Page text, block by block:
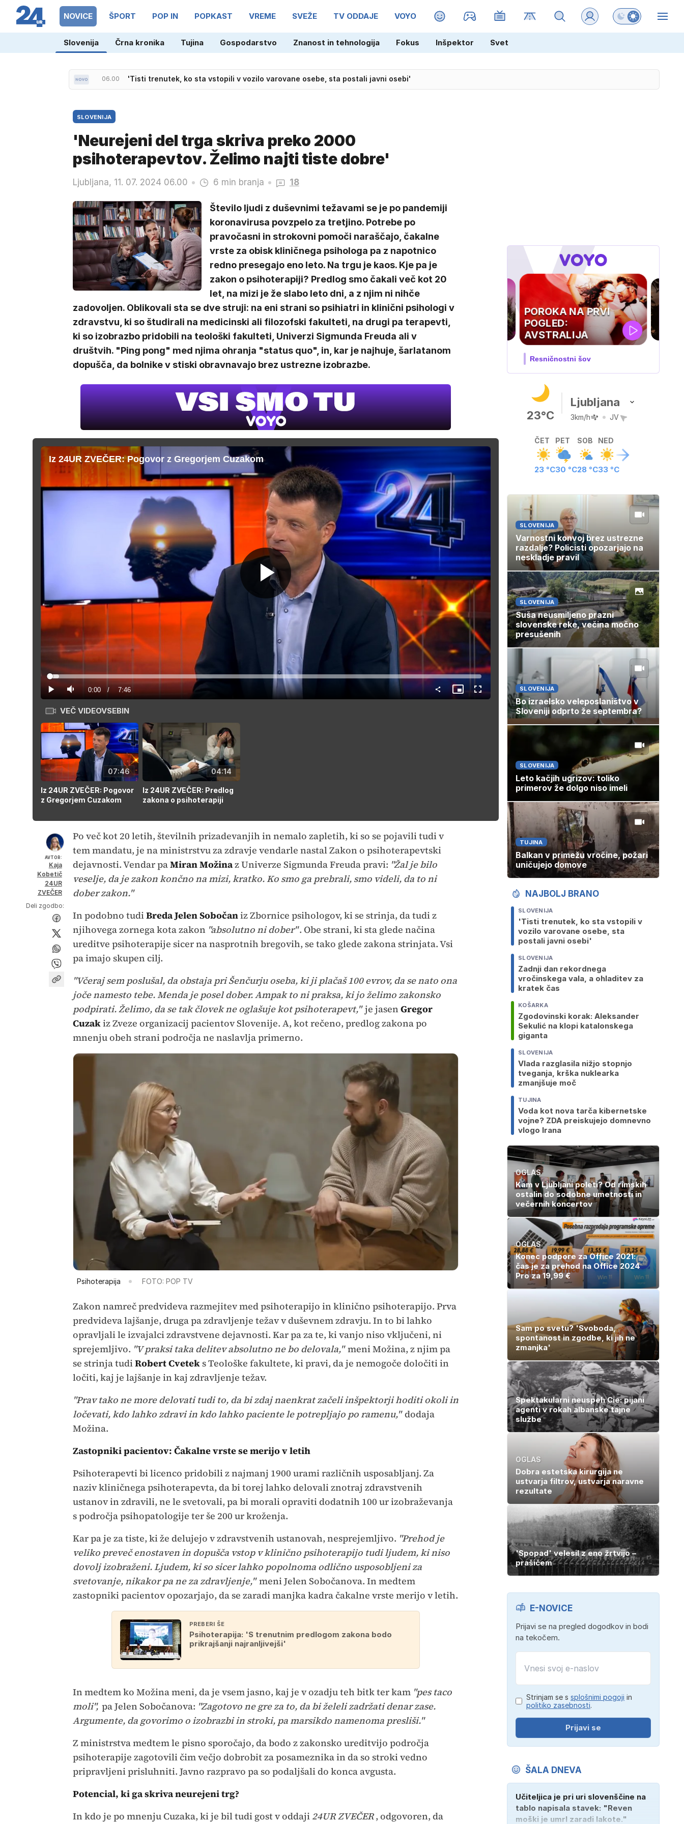
NOVICE ŠPORT POP IN POPKAST VREME SVEŽE TV ODDAJE VOYO MAGAZIN Preklopi barvni
Slovenija Črna kronika Tujina Gospodarstvo Znanost in tehnologija Fokus Inšpektor Svet
06.23 Strelski napad, pred hišo našli tri smrtne žrtve
SLOVENIJA
'Neurejeni del trga skriva preko 2000
psihoterapevtov. Želimo najti tiste dobre'
Ljubljana, 11. 07. 2024 06.00 6 min branja 18
Število ljudi z duševnimi težavami se je po pandemiji
koronavirusa povzpelo za tretjino. Potrebe po
pravočasni in strokovni pomoči naraščajo, čakalne
vrste za obisk kliničnega psihologa pa z napotnico
redno presegajo eno leto. Na trgu je kaos. Kje pa je
zakon o psihoterapiji? Predlog smo čakali več kot 20
let, na mizi je že slabo leto dni, a z njim ni nihče
zadovoljen. Oblikovali sta se dve struji: na eni strani so psihiatri in klinični psihologi v
zdravstvu, ki so študirali na medicinski ali filozofski fakulteti, na drugi pa terapevti,
ki so izobrazbo pridobili na teološki fakulteti, Univerzi Sigmunda Freuda ali v
društvih. "Ping pong" med njima ohranja "status quo", in, kar je najhuje, šarlatanom
dopušča, da bolnike v stiski obravnavajo brez ustrezne izobrazbe.
Iz 24UR ZVEČER: Pogovor z Gregorjem Cuzakom
Predvajaj
PredvajajTiho Current
Time
0:00 / Duration
7:46
Loaded:
2.13%
Slika
v
Celozaslonski
način
VEČ VIDEOVSEBIN
07:46
Iz 24UR ZVEČER: Pogovor
z Gregorjem Cuzakom
04:14
Iz 24UR ZVEČER: Predlog
zakona o psihoterapiji
AVTOR:
Kaja
Kobetič
24UR
ZVEČER
Deli zgodbo:
Po več kot 20 letih, številnih prizadevanjih in nemalo zapletih, ki so se pojavili tudi v
tem mandatu, je na ministrstvu za zdravje vendarle nastal Zakon o psihoterapevtski
dejavnosti. Vendar paMiran Možinaz Univerze Sigmunda Freuda pravi: "Žal je bilo
veselje, da je zakon končno na mizi, kratko. Ko smo ga prebrali, smo videli, da to ni
dober zakon."
In podobno tudiBreda Jelen Sobočaniz Zbornice psihologov, ki se strinja, da tudi z
njihovega zornega kota zakon "absolutno ni dober". Obe strani, ki sta glede načina
ureditve psihoterapije sicer na nasprotnih bregovih, se tako glede zakona strinjata. Vsi
pa imajo skupen cilj.
"Včeraj sem poslušal, da obstaja pri Šenčurju oseba, ki ji plačaš 100 evrov, da se nato ona
joče namesto tebe. Menda je posel dober. Ampak to ni praksa, ki jo želimo zakonsko
podpirati. Želimo, da se tak človek ne oglašuje kot psihoterapevt,"je jasenGregor
Cuzakiz Zveze organizacij pacientov Slovenije. A, kot rečeno, predlog zakona po
mnenju obeh strani področja ne naslavlja primerno.
Psihoterapija FOTO: POP TV
Zakon namreč predvideva razmejitev med psihoterapijo in klinično psihoterapijo. Prva
predvideva lajšanje, druga pa zdravljenje težav v duševnem zdravju. In to bi lahko
opravljali le izvajalci zdravstvene dejavnosti. Kar pa za te, ki vanjo niso vključeni, ni
sprejemljivo. "V praksi taka delitev absolutno ne bo delovala,"meni Možina, z njim pa
se strinja tudiRobert Cveteks Teološke fakultete, ki pravi, da je nemogoče določiti in
ločiti, kaj je lajšanje in kaj zdravljenje težav.
"Prav tako ne more delovati tudi to, da bi zdaj naenkrat začeli inšpektorji hoditi okoli in
ločevati, kdo lahko zdravi in kdo lahko paciente le potrepljajo po ramenu,"dodaja
Možina.
Zastopniki pacientov: Čakalne vrste se merijo v letih
Psihoterapevti bi licenco pridobili z najmanj 1900 urami različnih usposabljanj. Za
naziv kliničnega psihoterapevta, da bi torej lahko delovali znotraj zdravstvenih
ustanov in zdravili, ne le svetovali, pa bi morali opraviti dodatnih 100 ur izobraževanja
s področja psihopatologije ter še 200 ur kroženja.
Kar pa je za tiste, ki že delujejo v zdravstvenih ustanovah, nesprejemljivo. "Prehod je
veliko preveč enostaven in dopušča vstop v klinično psihoterapijo tudi ljudem, ki niso
dovolj izobraženi. Ljudem, ki so sicer lahko popolnoma odlično usposobljeni za
svetovanje, nikakor pa ne za zdravljenje,"meni Jelen Sobočanova. In medtem
zastopniki pacientov opozarjajo, da se zaradi manjka kadra čakalne vrste merijo v letih.
PREBERI ŠE
Psihoterapija: 'S trenutnim predlogom zakona bodo
prikrajšanji najranljivejši'
In medtem ko Možina meni, da je vsem jasno, kaj je v ozadju teh bitk ter kam "pes taco
moli", pa Jelen Sobočanova: "Zagotovo ne gre za to, da bi želeli zadržati denar zase.
Argumente, da govorimo o izobrazbi in stroki, pa marsikdo namenoma presliši."
Z ministrstva medtem le pisno sporočajo, da bodo z zakonsko ureditvijo področja
psihoterapije zagotovili čim večjo dobrobit za posameznika in da so stroki vedno
pripravljeni prisluhniti. Javno razpravo pa so podaljšali do konca avgusta.
Potencial, ki ga skriva neurejeni trg?
In kdo je po mnenju Cuzaka, ki je bil tudi gost v oddaji 24UR ZVEČER, odgovoren, da
SURVIVOR:
HRVAŠKA
Nova sezona resničnostnega
23°C
Ljubljana
3km/h JV
ČET
23 °C
PET
30 °C
SOB
28 °C
NED
33 °C
SLOVENIJA
Varnostni konvoj brez ustrezne
razdalje? Policisti opozarjajo na
neskladje pravil
SLOVENIJA
Suša neusmiljeno prazni
slovenske reke, večina močno
presušenih
SLOVENIJA
Bo izraelsko veleposlaništvo v
Sloveniji odprto že septembra?
SLOVENIJA
Leto kačjih ugrizov: toliko
primerov že dolgo niso imeli
TUJINA
Balkan v primežu vročine, požari
uničujejo domove
NAJBOLJ BRANO
SLOVENIJA
'Tisti trenutek, ko sta vstopili v
vozilo varovane osebe, sta
postali javni osebi'
SLOVENIJA
Zadnji dan rekordnega
vročinskega vala, a ohladitev za
kratek čas
KOŠARKA
Zgodovinski korak: Aleksander
Sekulić na klopi katalonskega
giganta
SLOVENIJA
Vlada razglasila nižjo stopnjo
tveganja, krška nuklearka
zmanjšuje moč
TUJINA
Voda kot nova tarča kibernetske
vojne? ZDA preiskujejo domnevno
vlogo Irana
OGLAS
Kam v Ljubljani poleti? Od rimskih
ostalin do sodobne umetnosti in
večernih koncertov
OGLAS
Konec podpore za Office 2021:
čas je za prehod na Office 2024
Pro za 19,99 €
Sam po svetu? 'Svoboda,
spontanost in zgodbe, ki jih ne
zmanjka'
Spektakularni neuspeh Cie: pijani
agenti v rokah albanske tajne
službe
OGLAS
Dobra estetska kirurgija ne
ustvarja filtrov, ustvarja naravne
rezultate
'Spopad' velesil z eno žrtvijo –
prašičem
E-NOVICE
Prijavi se na pregled dogodkov in bodi
na tekočem.
Strinjam se s splošnimi pogoji in
politiko zasebnosti.
Prijavi se
ŠALA DNEVA
Učiteljica je pri uri slovenščine na
tablo napisala stavek: "Reven
moški je umrl zaradi lakote."